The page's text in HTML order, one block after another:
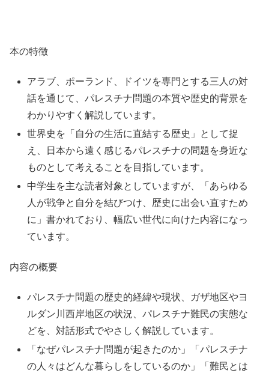
本の特徴
アラブ、ポーランド、ドイツを専門とする三人の対
話を通じて、パレスチナ問題の本質や歴史的背景を
わかりやすく解説しています。
世界史を「自分の生活に直結する歴史」として捉
え、日本から遠く感じるパレスチナの問題を身近な
ものとして考えることを目指しています。
中学生を主な読者対象としていますが、「あらゆる
人が戦争と自分を結びつけ、歴史に出会い直すため
に」書かれており、幅広い世代に向けた内容になっ
ています。
内容の概要
パレスチナ問題の歴史的経緯や現状、ガザ地区やヨ
ルダン川西岸地区の状況、パレスチナ難民の実態な
どを、対話形式でやさしく解説しています。
「なぜパレスチナ問題が起きたのか」「パレスチナ
の人々はどんな暮らしをしているのか」「難民とは